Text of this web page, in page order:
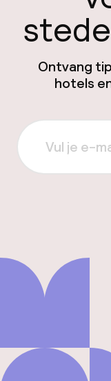
Ontvang
hotels